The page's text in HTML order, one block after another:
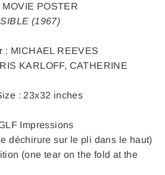
POSTER
(1967)
: MICHAEL REEVES
KARLOFF, CATHERINE
: 23x32 inches
Impressions
déchirure sur le pli dans le haut)
(one tear on the fold at the